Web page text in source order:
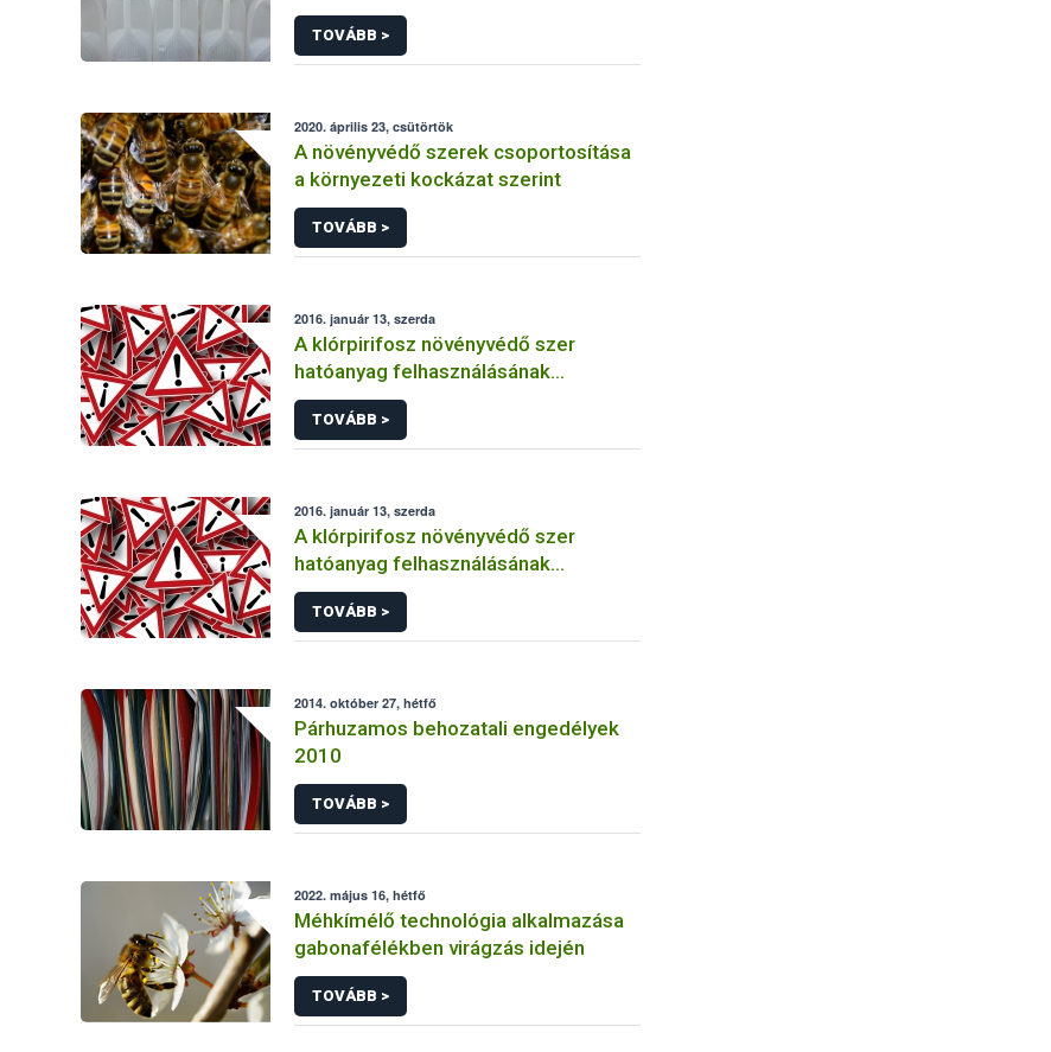
TOVÁBB >
2020. április 23, csütörtök
A növényvédő szerek csoportosítása
a környezeti kockázat szerint
TOVÁBB >
2016. január 13, szerda
A klórpirifosz növényvédő szer
hatóanyag felhasználásának
korlátozása
TOVÁBB >
2016. január 13, szerda
A klórpirifosz növényvédő szer
hatóanyag felhasználásának
korlátozása
TOVÁBB >
2014. október 27, hétfő
Párhuzamos behozatali engedélyek
2010
TOVÁBB >
2022. május 16, hétfő
Méhkímélő technológia alkalmazása
gabonafélékben virágzás idején
TOVÁBB >